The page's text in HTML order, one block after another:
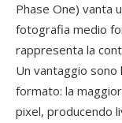
Phase One) vanta
fotografia medio
rappresenta la
Un vantaggio
formato: la
pixel, producendo